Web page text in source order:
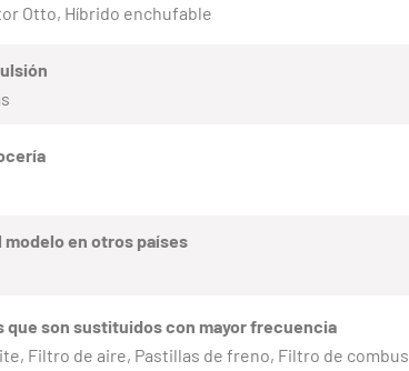
Otto, Híbrido enchufable
modelo en otros países
que son sustituidos con mayor frecuencia
Filtro de aire, Pastillas de freno, Filtro de